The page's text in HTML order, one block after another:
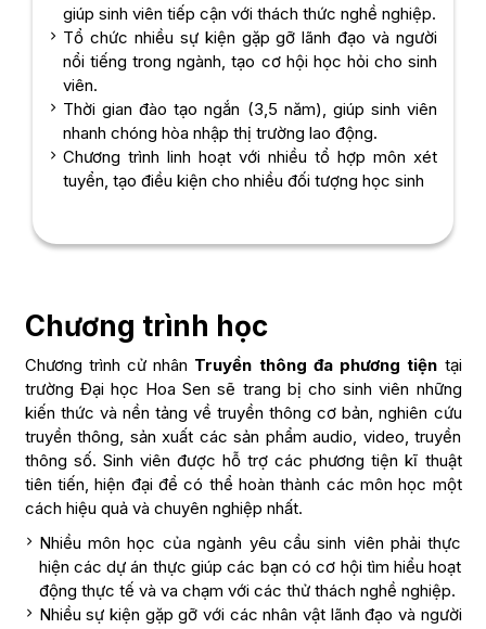
giúp sinh viên tiếp cận với thách thức nghề nghiệp.
Tổ chức nhiều sự kiện gặp gỡ lãnh đạo và người
nổi tiếng trong ngành, tạo cơ hội học hỏi cho sinh
viên.
Thời gian đào tạo ngắn (3,5 năm), giúp sinh viên
nhanh chóng hòa nhập thị trường lao động.
Chương trình linh hoạt với nhiều tổ hợp môn xét
tuyển, tạo điều kiện cho nhiều đối tượng học sinh
Chương trình học
Chương trình cử nhân Truyền thông đa phương tiện tại
trường Đại học Hoa Sen sẽ trang bị cho sinh viên những
kiến thức và nền tảng về truyền thông cơ bản, nghiên cứu
truyền thông, sản xuất các sản phẩm audio, video, truyền
thông số. Sinh viên được hỗ trợ các phương tiện kĩ thuật
tiên tiến, hiện đại để có thể hoàn thành các môn học một
cách hiệu quả và chuyên nghiệp nhất.
Nhiều môn học của ngành yêu cầu sinh viên phải thực
hiện các dự án thực giúp các bạn có cơ hội tìm hiểu hoạt
động thực tế và va chạm với các thử thách nghề nghiệp.
Nhiều sự kiện gặp gỡ với các nhân vật lãnh đạo và người